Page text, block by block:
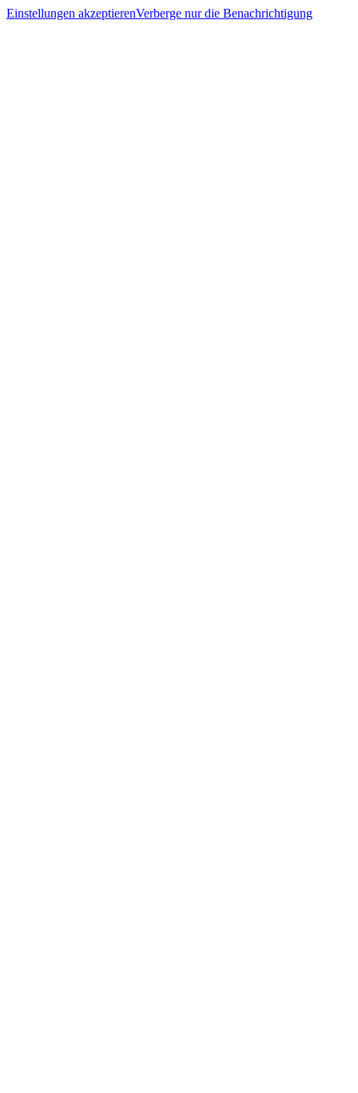
Einstellungen akzeptierenVerberge nur die Benachrichtigung